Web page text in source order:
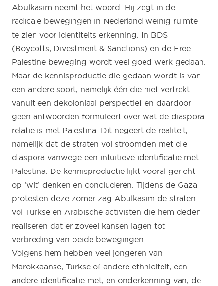
Abulkasim neemt het woord. Hij zegt in de
radicale bewegingen in Nederland weinig ruimte
te zien voor identiteits erkenning. In BDS
(Boycotts, Divestment & Sanctions) en de Free
Palestine beweging wordt veel goed werk gedaan.
Maar de kennisproductie die gedaan wordt is van
een andere soort, namelijk één die niet vertrekt
vanuit een dekoloniaal perspectief en daardoor
geen antwoorden formuleert over wat de diaspora
relatie is met Palestina. Dit negeert de realiteit,
namelijk dat de straten vol stroomden met die
diaspora vanwege een intuitieve identificatie met
Palestina. De kennisproductie lijkt vooral gericht
op ‘wit’ denken en concluderen. Tijdens de Gaza
protesten deze zomer zag Abulkasim de straten
vol Turkse en Arabische activisten die hem deden
realiseren dat er zoveel kansen lagen tot
verbreding van beide bewegingen.
Volgens hem hebben veel jongeren van
Marokkaanse, Turkse of andere ethniciteit, een
andere identificatie met, en onderkenning van, de